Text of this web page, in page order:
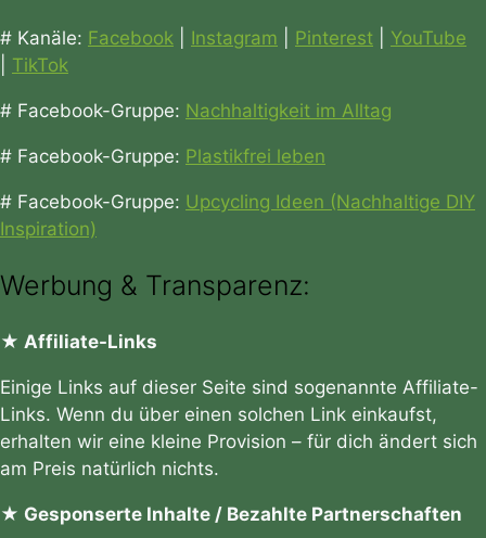
# Kanäle: Facebook Instagram Pinterest
YouTube
TikTok
# Facebook-Gruppe: Nachhaltigkeit im Alltag
# Facebook-Gruppe: Plastikfrei leben
# Facebook-Gruppe: Upcycling Ideen (Nachhaltige DIY
Inspiration)
Werbung & Transparenz:
★ Affiliate-Links
Einige Links auf dieser Seite sind sogenannte Affiliate-
Links. Wenn du über einen solchen Link einkaufst,
erhalten wir eine kleine Provision – für dich ändert sich
am Preis natürlich nichts.
★ Gesponserte Inhalte / Bezahlte Partnerschaften